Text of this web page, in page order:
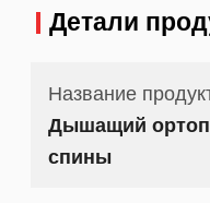
Детали
Название
Дышащий
спины